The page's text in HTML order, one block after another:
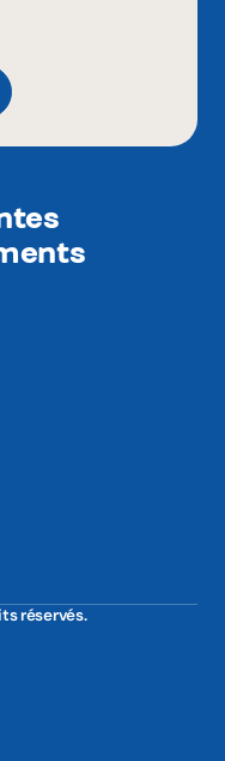
réservés.